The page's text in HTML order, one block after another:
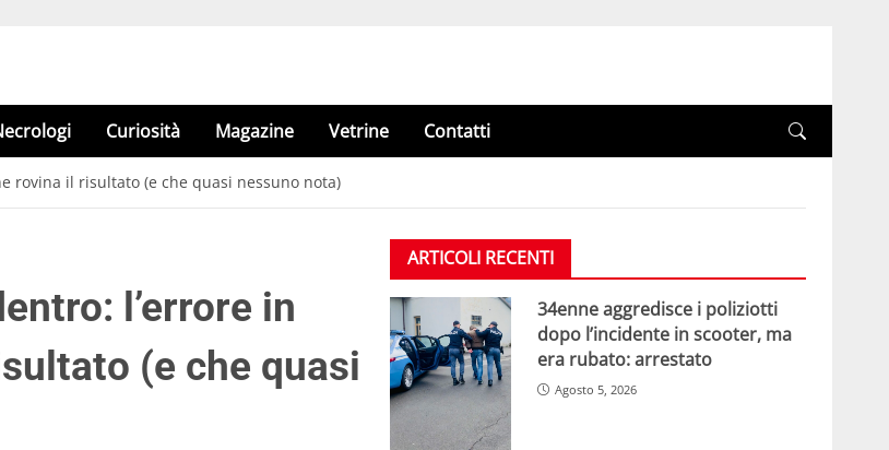
Curiosità Magazine Vetrine Contatti
rovina il risultato (e che quasi nessuno nota)
l’errore in
(e che quasi
ARTICOLI RECENTI
34enne aggredisce i poliziotti
dopo l’incidente in scooter, ma
era rubato: arrestato
Agosto 5, 2026